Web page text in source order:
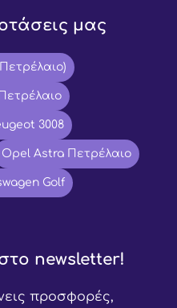
μας
3008
Opel Astra Πετρέλαιο
Golf
newsletter!
προσφορές,